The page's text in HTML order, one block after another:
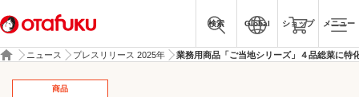
検索 Global ショップ メニュー
ニュース プレスリリース 2025年 業務用商品「ご当地シリーズ」４品総菜に特
商品